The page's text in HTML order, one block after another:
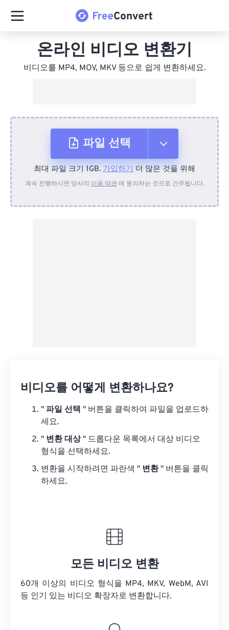
온라인 비디오 변환기
비디오를 MP4, MOV, MKV 등으로 쉽게 변환하세요.
파일 선택
장치에서
최대 파일 크기 1GB. 가입하기 더 많은 것을 위해
계속 진행하시면 당사의 이용 약관에 동의하는 것으로 간주됩니다.
비디오를 어떻게 변환하나요?
" 파일 선택 " 버튼을 클릭하여 파일을 업로드하
세요.
" 변환 대상" 드롭다운 목록에서 대상 비디오
형식을 선택하세요.
변환을 시작하려면 파란색 " 변환" 버튼을 클릭
하세요.
모든 비디오 변환
60개 이상의 비디오 형식을 MP4, MKV, WebM, AVI
등 인기 있는 비디오 확장자로 변환합니다.